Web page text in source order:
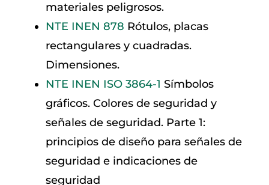
materiales peligrosos.
NTE INEN 878 Rótulos, placas
rectangulares y cuadradas.
Dimensiones.
NTE INEN ISO 3864-1 Símbolos
gráficos. Colores de seguridad y
señales de seguridad. Parte 1:
principios de diseño para señales de
seguridad e indicaciones de
seguridad